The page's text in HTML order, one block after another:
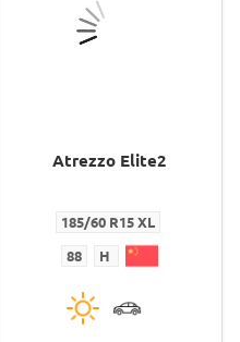
Atrezzo Elite2
185/60 R15 XL
88 H